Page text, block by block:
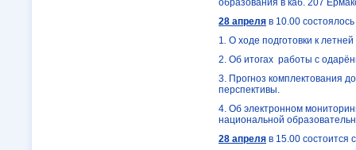
образования в каб. 207
28 апреля в 10.00
1. О ходе подготовки к
2. Об итогах работы с
3. Прогноз комплектования
перспективы.
4. Об электронном
национальной
28 апреля в 15.00 состоится